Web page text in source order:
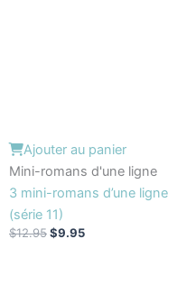
Ajouter au panier
Mini-romans d'une ligne
3 mini-romans d’une ligne
(série 11)
$12.95$9.95